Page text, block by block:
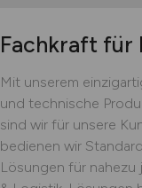
Fachkraft für
Mit unserem
und technische
sind wir für unsere
bedienen wir
Lösungen für nahezu